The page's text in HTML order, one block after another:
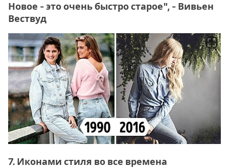
Новое - это очень быстро старое", - Вивьен
Вествуд
7. Иконами стиля во все времена